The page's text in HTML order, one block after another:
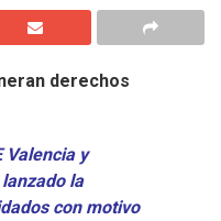
derechos
Valencia y
lanzado la
con motivo